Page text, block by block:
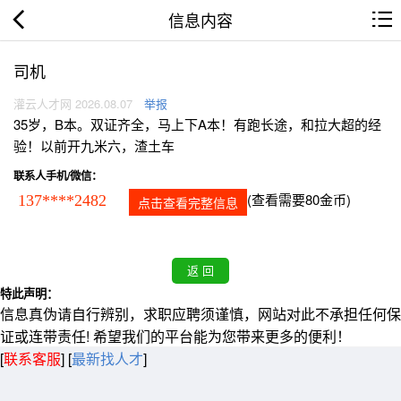
信息内容
司机
灌云人才网 2026.08.07 举报
35岁，B本。双证齐全，马上下A本！有跑长途，和拉大超的经
验！以前开九米六，渣土车
联系人手机/微信：
137****2482 点击查看完整信息 (查看需要80金币)
特此声明：
信息真伪请自行辨别，求职应聘须谨慎，网站对此不承担任何保
证或连带责任! 希望我们的平台能为您带来更多的便利！
[联系客服] [最新找人才]